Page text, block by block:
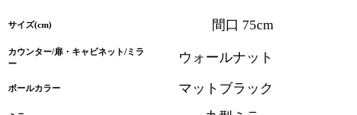
サイズ(cm) 間口 75cm
カウンター/扉・キャビネット/ミラ
ー
ウォールナット
ボールカラー マットブラック